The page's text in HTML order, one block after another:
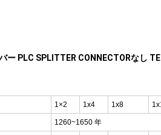
ー PLC SPLITTER CONNECTORなし
1×2 1x4 1x8
1260~1650 年